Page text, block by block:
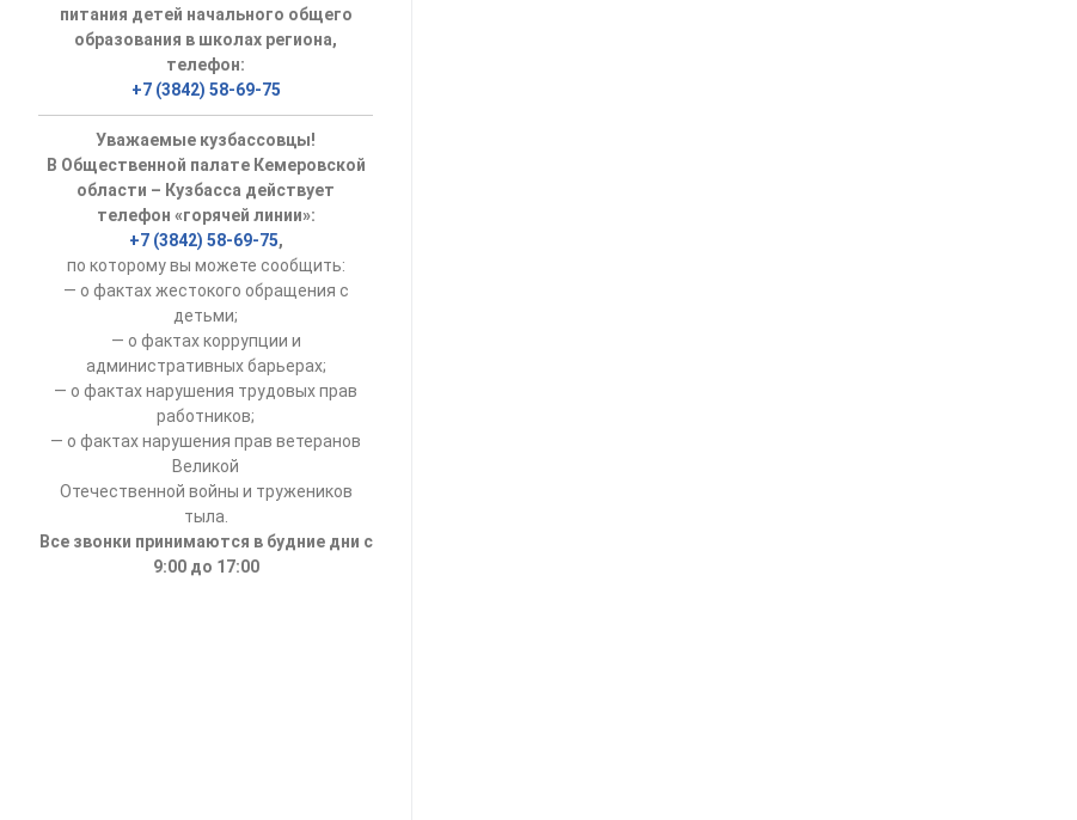
питания детей начального общего
образования в школах региона,
телефон:
+7 (3842) 58-69-75
Уважаемые кузбассовцы!
В Общественной палате Кемеровской
области – Кузбасса действует
телефон «горячей линии»:
+7 (3842) 58-69-75,
по которому вы можете сообщить:
— о фактах жестокого обращения с
детьми;
— о фактах коррупции и
административных барьерах;
— о фактах нарушения трудовых прав
работников;
— о фактах нарушения прав ветеранов
Великой
Отечественной войны и тружеников
тыла.
Все звонки принимаются в будние дни с
9:00 до 17:00